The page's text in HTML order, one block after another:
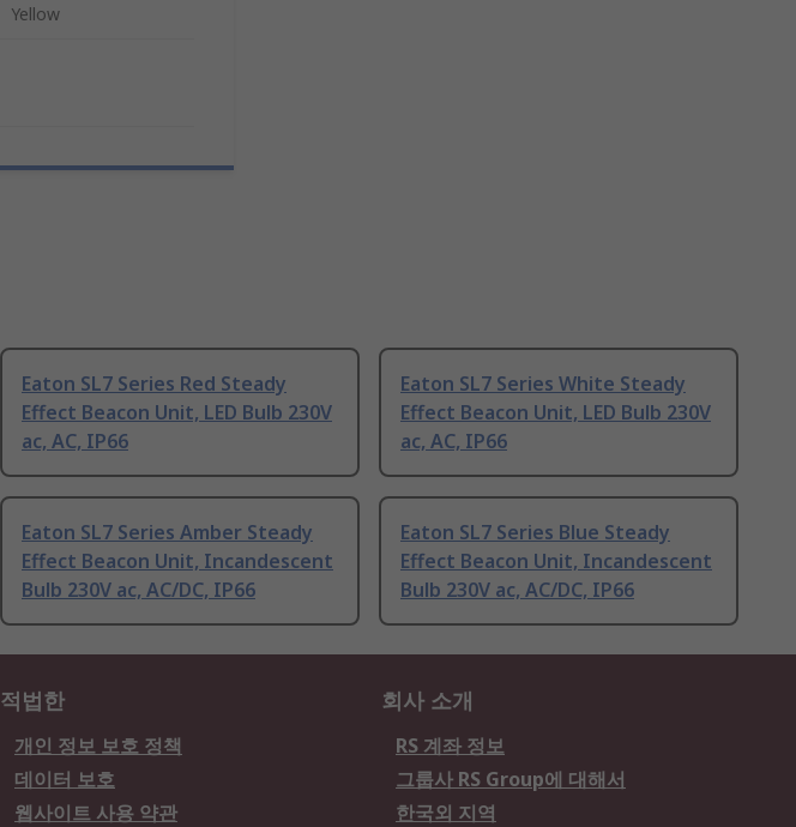
Yellow
Eaton SL7 Series Red Steady
Effect Beacon Unit, LED Bulb 230V
ac, AC, IP66
Eaton SL7 Series White Steady
Effect Beacon Unit, LED Bulb 230V
ac, AC, IP66
Eaton SL7 Series Amber Steady
Effect Beacon Unit, Incandescent
Bulb 230V ac, AC/DC, IP66
Eaton SL7 Series Blue Steady
Effect Beacon Unit, Incandescent
Bulb 230V ac, AC/DC, IP66
적법한
개인 정보 보호 정책
데이터 보호
웹사이트 사용 약관
회사 소개
RS 계좌 정보
그룹사 RS Group에 대해서
한국외 지역